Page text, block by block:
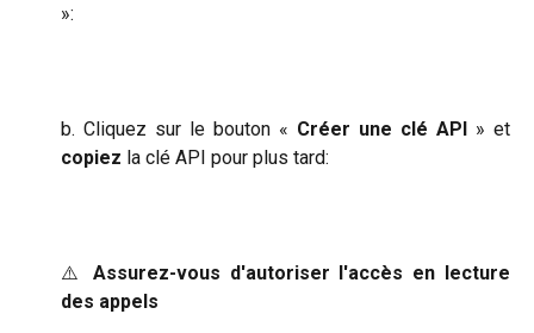
»:
b. Cliquez sur le bouton « Créer une clé API » et
copiez la clé API pour plus tard:
⚠️ Assurez-vous d'autoriser l'accès en lecture
des appels